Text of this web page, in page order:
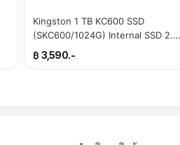
Kingston 1 TB KC600 SSD
(SKC600/1024G) Internal SSD 2.5
Inch
฿ 3,590.-